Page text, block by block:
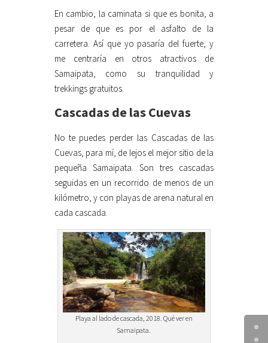
En cambio, la caminata si que es bonita, a
pesar de que es por el asfalto de la
carretera. Así que yo pasaría del fuerte, y
me centraría en otros atractivos de
Samaipata, como su tranquilidad y
trekkings gratuitos.
Cascadas de las Cuevas
No te puedes perder las Cascadas de las
Cuevas, para mí, de lejos el mejor sitio de la
pequeña Samaipata. Son tres cascadas
seguidas en un recorrido de menos de un
kilómetro, y con playas de arena natural en
cada cascada.
Playa al lado de cascada, 2018. Qué ver en
Samaipata.